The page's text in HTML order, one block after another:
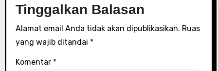
Tinggalkan Balasan
Alamat email Anda tidak akan dipublikasikan. Ruas
yang wajib ditandai *
Komentar *